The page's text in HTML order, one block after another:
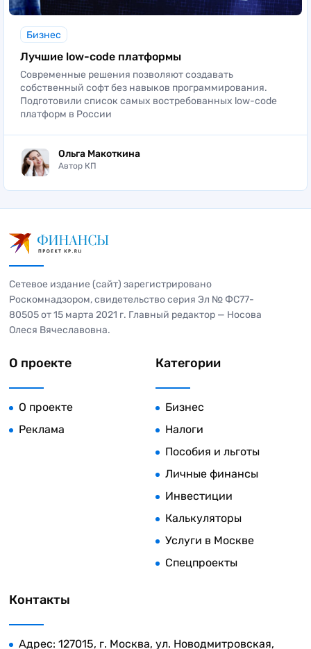
Бизнес
Лучшие low-code платформы
Современные решения позволяют создавать
собственный софт без навыков программирования.
Подготовили список самых востребованных low-code
платформ в России
Ольга Макоткина
Автор КП
Сетевое издание (сайт) зарегистрировано
Роскомнадзором, свидетельство серия Эл № ФС77-
80505 от 15 марта 2021 г. Главный редактор — Носова
Олеся Вячеславовна.
О проекте
О проекте
Реклама
Категории
Бизнес
Налоги
Пособия и льготы
Личные финансы
Инвестиции
Калькуляторы
Услуги в Москве
Спецпроекты
Контакты
Адрес: 127015, г. Москва, ул. Новодмитровская,